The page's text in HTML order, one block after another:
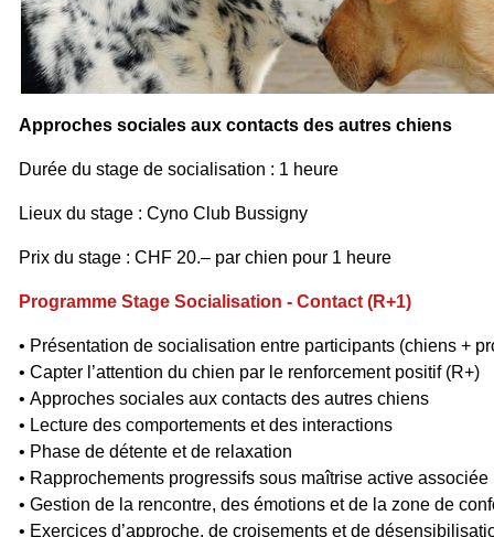
Approches sociales aux contacts des autres chiens
Durée du stage de socialisation : 1 heure
Lieux du stage : Cyno Club Bussigny
Prix du stage : CHF 20.– par chien pour 1 heure
Programme Stage Socialisation - Contact (R+1)
• Présentation de socialisation entre participants (chiens +
• Capter l’attention du chien par le renforcement positif (R+)
• Approches sociales aux contacts des autres chiens
• Lecture des comportements et des interactions
• Phase de détente et de relaxation
• Rapprochements progressifs sous maîtrise active associée
• Gestion de la rencontre, des émotions et de la zone de
• Exercices d’approche, de croisements et de